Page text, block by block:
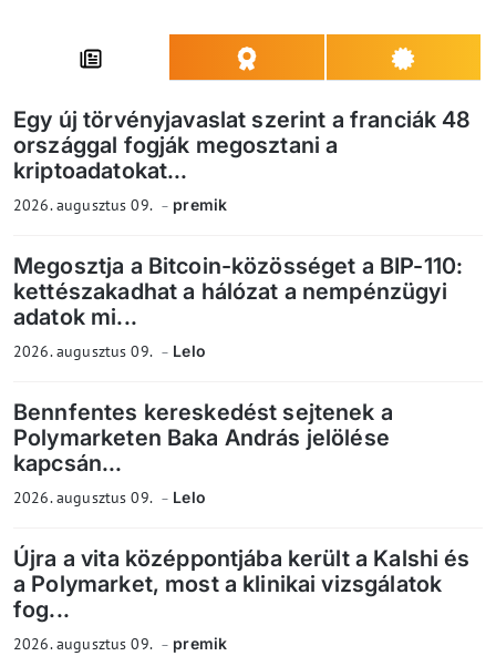
Egy új törvényjavaslat szerint a franciák 48
országgal fogják megosztani a
kriptoadatokat...
2026. augusztus 09. premik
Megosztja a Bitcoin-közösséget a BIP-110:
kettészakadhat a hálózat a nempénzügyi
adatok mi...
2026. augusztus 09. Lelo
Bennfentes kereskedést sejtenek a
Polymarketen Baka András jelölése
kapcsán...
2026. augusztus 09. Lelo
Újra a vita középpontjába került a Kalshi és
a Polymarket, most a klinikai vizsgálatok
fog...
2026. augusztus 09. premik